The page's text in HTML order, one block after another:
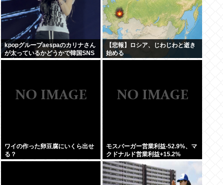
kpopグループaespaのカリナさん
が太っているかどうかで韓国SNS
が大論争に…！！！
【悲報】ロシア、じわじわと逝き
始める
ワイの作った卵豆腐にいくら出せ
る？
モスバーガー営業利益-52.9%、マ
クドナルド営業利益+15.2%